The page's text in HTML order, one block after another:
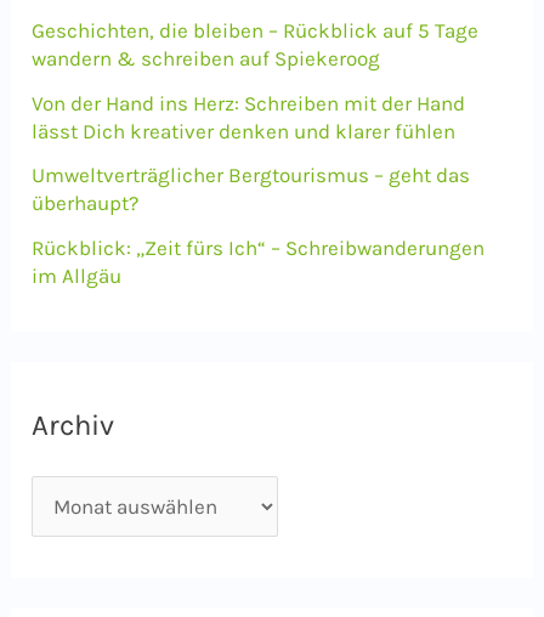
c
h
:
Geschichten, die bleiben – Rückblick auf 5 Tage
wandern & schreiben auf Spiekeroog
Von der Hand ins Herz: Schreiben mit der Hand
lässt Dich kreativer denken und klarer fühlen
Umweltverträglicher Bergtourismus – geht das
überhaupt?
Rückblick: „Zeit fürs Ich“ – Schreibwanderungen
im Allgäu
Archiv
r